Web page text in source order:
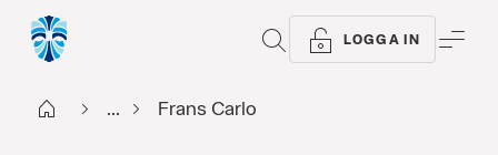
SÖK LOGGA IN
Start ... Frans Carlo